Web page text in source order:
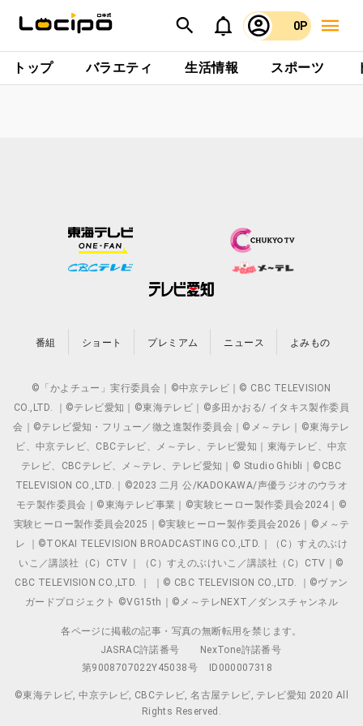
0P
トップ バラエティ 生活情報 スポーツ
番組 ショート プレミアム ニュース よみもの
©「かよチュー」実行委員会｜©中京テレビ｜© CBC TELEVISION
CO.,LTD. ｜©テレビ愛知｜©東海テレビ｜©多田かおる/ イタキス製作委員
会｜©テレビ愛知・フリュー／徹之進製作委員会｜©メ～テレ｜©東海テレ
ビ、中京テレビ、CBCテレビ、メ～テレ、テレビ愛知｜東海テレビ、中京
テレビ、CBCテレビ、メ～テレ、テレビ愛知｜© Studio Ghibli｜©CBC
TELEVISION CO.,LTD.｜©2023 二月 公/KADOKAWA/声優ラジオのウラオ
モテ製作委員会｜©東海テレビ事業｜©実験ヒーロー製作委員会2024｜©
実験ヒーロー製作委員会2025｜©実験ヒーロー製作委員会2026｜©メ～テ
レ ｜©TOKAI TELEVISION BROADCASTING CO.,LTD.｜（C）すえのぶけ
いこ／講談社（C）CTV ｜（C）すえのぶけいこ／講談社（C）CTV｜©
CBC TELEVISION CO.,LTD. ｜ ｜© CBC TELEVISION CO.,LTD. ｜©ヴァン
ガードプロジェクト ©VG15th｜©メ～テレNEXT／ダンスチャンネル
各ページに掲載の記事・写真の無断転用を禁じます。
JASRAC許諾番号
NexTone許諾番号
第9008707022Y45038号
ID000007318
©東海テレビ, 中京テレビ, CBCテレビ, 名古屋テレビ, テレビ愛知 2020 All
Rights Reserved.